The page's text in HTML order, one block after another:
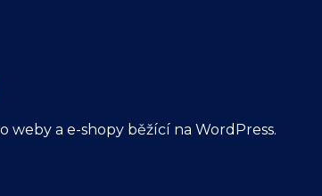
weby a e-shopy běžící na WordPress.